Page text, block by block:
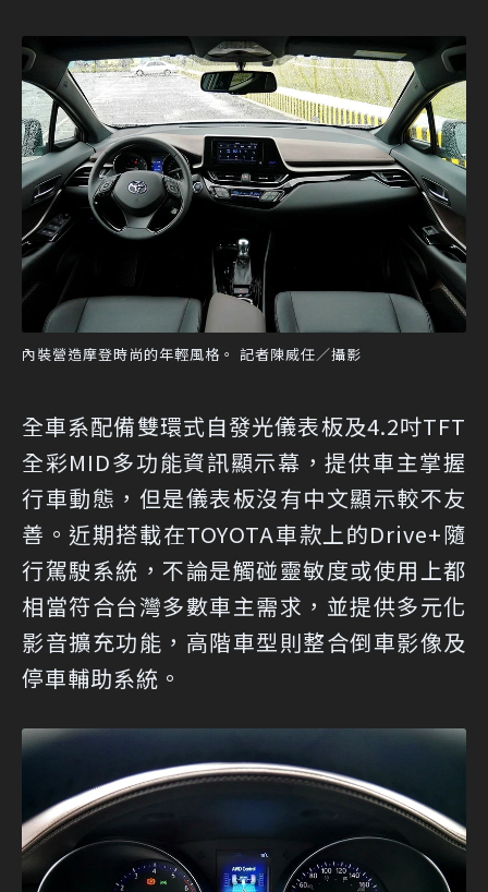
內裝營造摩登時尚的年輕風格。 記者陳威任／攝影
全車系配備雙環式自發光儀表板及4.2吋TFT
全彩MID多功能資訊顯示幕，提供車主掌握
行車動態，但是儀表板沒有中文顯示較不友
善。近期搭載在TOYOTA車款上的Drive+隨
行駕駛系統，不論是觸碰靈敏度或使用上都
相當符合台灣多數車主需求，並提供多元化
影音擴充功能，高階車型則整合倒車影像及
停車輔助系統。